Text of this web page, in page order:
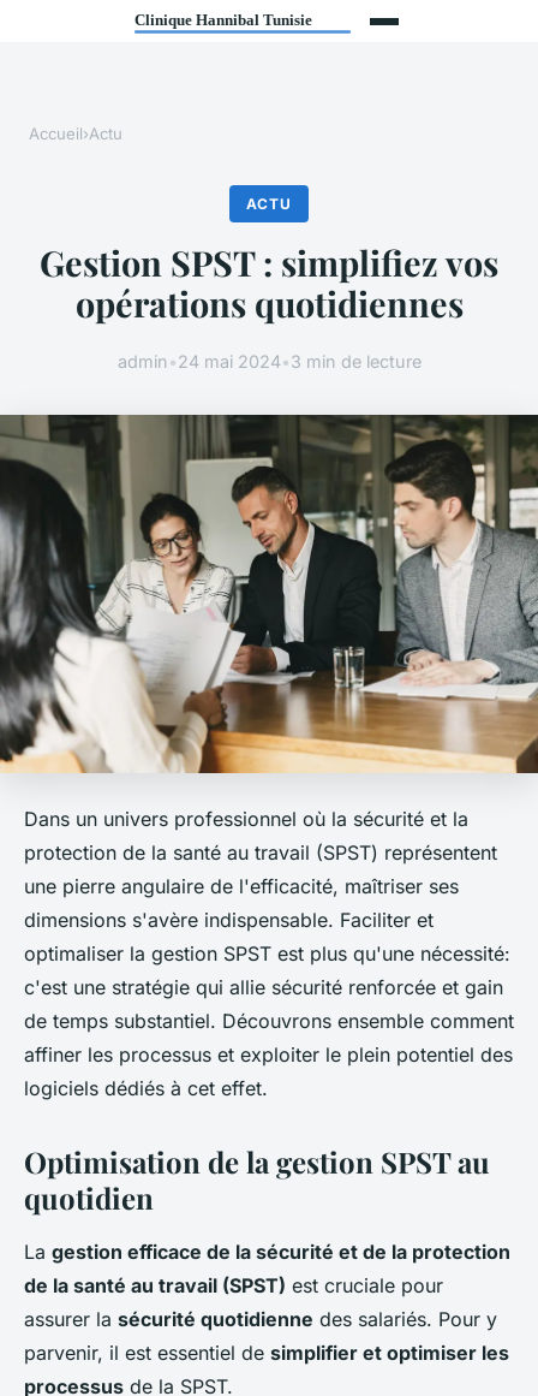
Accueil›Actu
ACTU
Gestion SPST : simplifiez vos
opérations quotidiennes
admin•24 mai 2024•3 min de lecture
Dans un univers professionnel où la sécurité et la
protection de la santé au travail (SPST) représentent
une pierre angulaire de l'efficacité, maîtriser ses
dimensions s'avère indispensable. Faciliter et
optimaliser la gestion SPST est plus qu'une nécessité:
c'est une stratégie qui allie sécurité renforcée et gain
de temps substantiel. Découvrons ensemble comment
affiner les processus et exploiter le plein potentiel des
logiciels dédiés à cet effet.
Optimisation de la gestion SPST au
quotidien
La gestion efficace de la sécurité et de la protection
de la santé au travail (SPST) est cruciale pour
assurer la sécurité quotidienne des salariés. Pour y
parvenir, il est essentiel de simplifier et optimiser les
processus de la SPST.